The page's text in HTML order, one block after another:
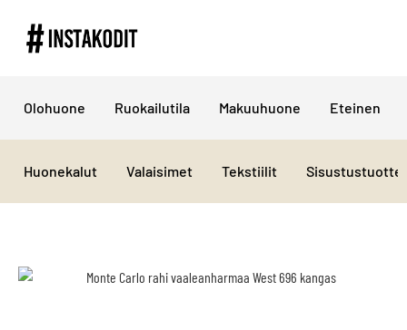
Olohuone Ruokailutila Makuuhuone Eteinen
Huonekalut Valaisimet Tekstiilit